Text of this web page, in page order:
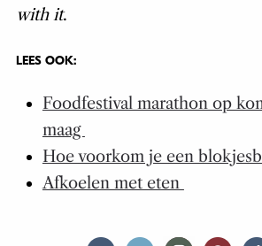
with it.
LEES OOK:
Foodfestival marathon op
maag
Hoe voorkom je een
Afkoelen met eten